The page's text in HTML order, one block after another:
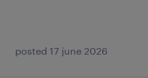
posted 17 june 2026